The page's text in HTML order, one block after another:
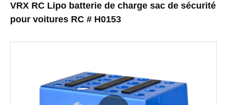
VRX RC Lipo batterie de charge sac de sécurité
pour voitures RC # H0153